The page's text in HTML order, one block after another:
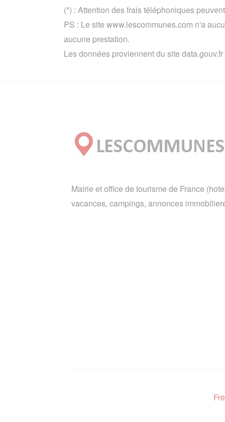
(*) : Attention des frais téléphoniques
PS : Le site www.lescommunes.com n'a
aucune prestation.
Les données proviennent du site
Mairie et office de tourisme de France
vacances, campings, annonces